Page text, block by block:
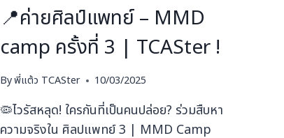
📍ค่ายศิลป์แพทย์ – MMD
camp ครั้งที่ 3 | TCASter !
Byพี่แต้ว TCASter 10/03/2025
🦠ไวรัสหลุด! ใครกันที่เป็นคนปล่อย? ร่วมสืบหา
ความจริงใน ศิลปแพทย์ 3 | MMD Camp